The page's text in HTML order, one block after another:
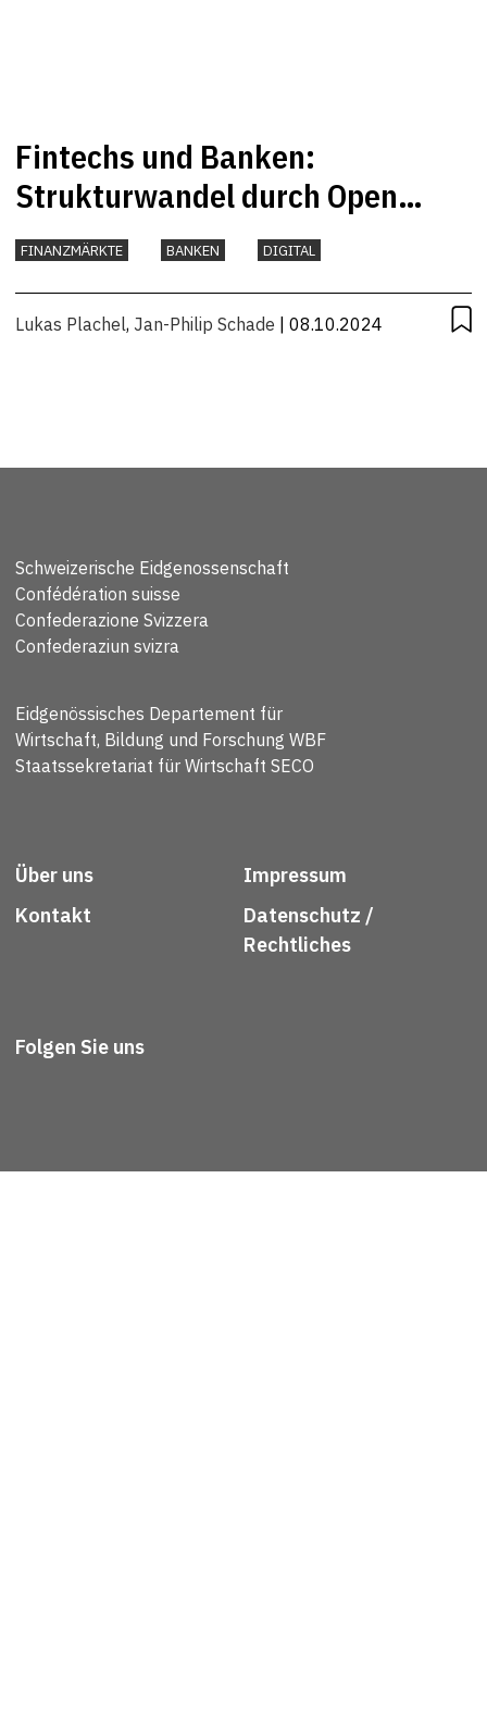
Fintechs und Banken:
Strukturwandel durch Open
Banking
FINANZMÄRKTE BANKEN DIGITAL
Lukas Plachel, Jan-Philip Schade | 08.10.2024
Schweizerische Eidgenossenschaft
Confédération suisse
Confederazione Svizzera
Confederaziun svizra
Eidgenössisches Departement für
Wirtschaft, Bildung und Forschung WBF
Staatssekretariat für Wirtschaft SECO
Über uns
Kontakt
Impressum
Datenschutz /
Rechtliches
Folgen Sie uns